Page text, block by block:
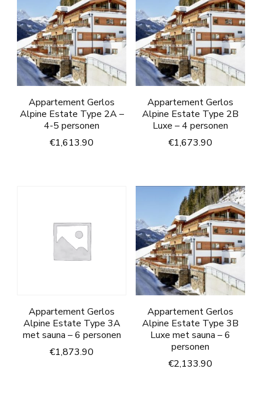
Appartement Gerlos
Alpine Estate Type 2A –
4-5 personen
€1,613.90
Appartement Gerlos
Alpine Estate Type 2B
Luxe – 4 personen
€1,673.90
Appartement Gerlos
Alpine Estate Type 3A
met sauna – 6 personen
€1,873.90
Appartement Gerlos
Alpine Estate Type 3B
Luxe met sauna – 6
personen
€2,133.90